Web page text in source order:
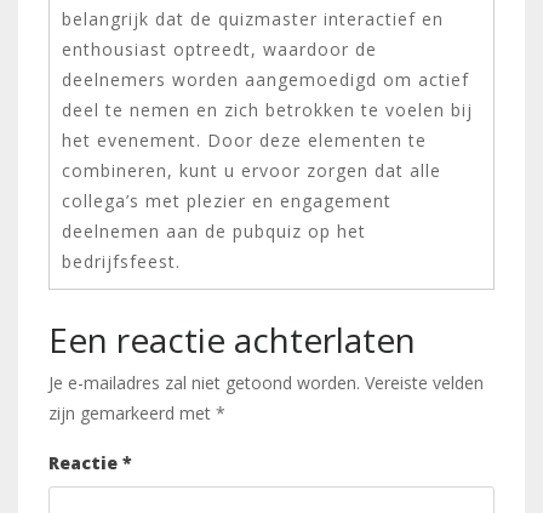
belangrijk dat de quizmaster interactief en
enthousiast optreedt, waardoor de
deelnemers worden aangemoedigd om actief
deel te nemen en zich betrokken te voelen bij
het evenement. Door deze elementen te
combineren, kunt u ervoor zorgen dat alle
collega’s met plezier en engagement
deelnemen aan de pubquiz op het
bedrijfsfeest.
Een reactie achterlaten
Je e-mailadres zal niet getoond worden. Vereiste velden
zijn gemarkeerd met *
Reactie *